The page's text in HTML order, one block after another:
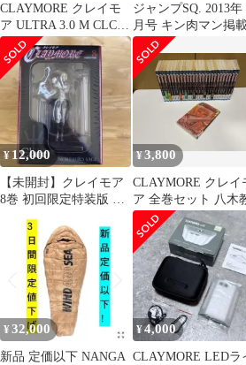
CLAYMORE クレイモ
ア ULTRA 3.0 M CLC-
1400BK
ジャンプSQ. 2013年
月号 キン肉マン掲載
¥ 12,000
【未開封】クレイモア
8巻 初回限定特装版 ク
レア フィギュア おまけ
付 当時物
¥3,800
CLAYMORE クレイ
ア 全巻セット 八木
¥ 32,000
新品 定価以下 NANGA
¥4,000
CLAYMORE LEDラ